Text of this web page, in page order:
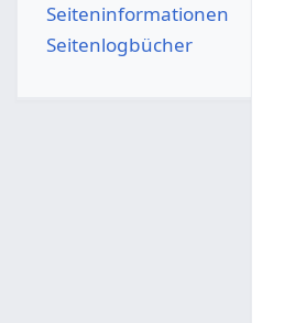
Seiten­­informationen
Seitenlogbücher